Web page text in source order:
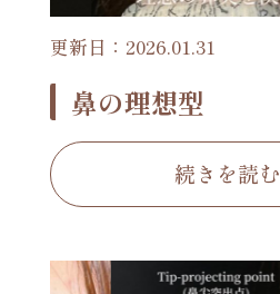
更新日：2026.01.31
鼻の理想型
続きを読む